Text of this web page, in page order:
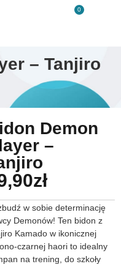
0
– Tanjiro
Demon
–
zł
w sobie determinację
Demonów! Ten bidon z
Kamado w ikonicznej
czarnej haori to idealny
na trening, do szkoły